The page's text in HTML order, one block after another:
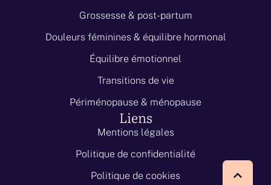
Grossesse & post-partum
Douleurs féminines & équilibre hormonal
Équilibre émotionnel
Transitions de vie
Périménopause & ménopause
Liens
Mentions légales
Politique de confidentialité
Politique de cookies